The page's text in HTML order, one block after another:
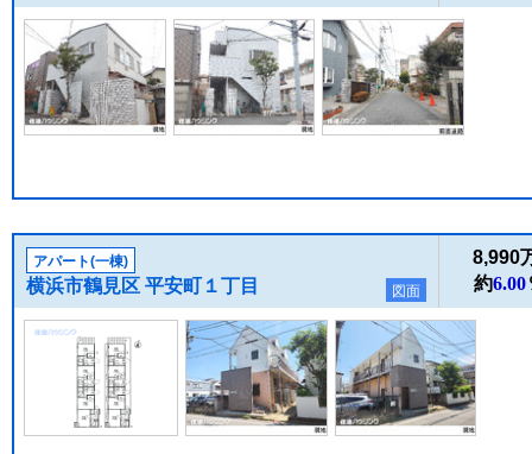
アパート(一棟)
横浜市鶴見区 平安町１丁目 図面
8,990
約6.00